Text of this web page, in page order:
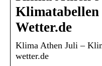
Wetter.de
Klima Athen Juli –
wetter.de